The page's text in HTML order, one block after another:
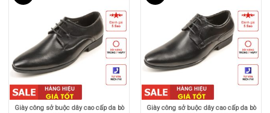
Giày công sở buộc dây cao cấp da bò
Giày công sở buộc dây cao cấp da bò